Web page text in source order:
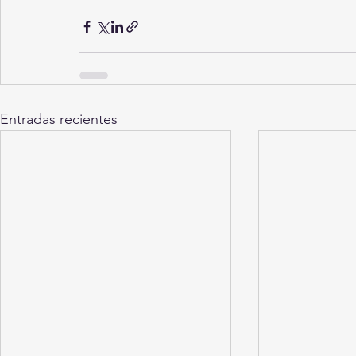
Entradas recientes